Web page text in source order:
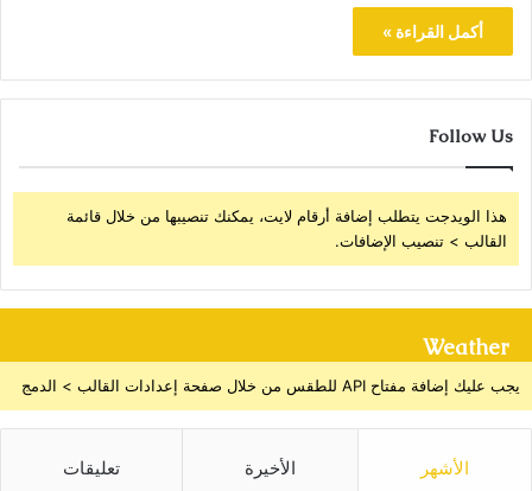
أكمل القراءة »
Follow Us
هذا الويدجت يتطلب إضافة أرقام لايت، يمكنك تنصيبها من خلال قائمة
القالب > تنصيب الإضافات.
Weather
يجب عليك إضافة مفتاح API للطقس من خلال صفحة إعدادات القالب > الدمج
الأشهر الأخيرة تعليقات